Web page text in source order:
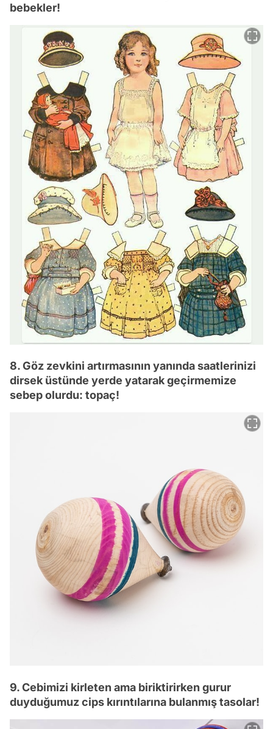
bebekler!
8. Göz zevkini artırmasının yanında saatlerinizi
dirsek üstünde yerde yatarak geçirmemize
sebep olurdu: topaç!
9. Cebimizi kirleten ama biriktirirken gurur
duyduğumuz cips kırıntılarına bulanmış tasolar!